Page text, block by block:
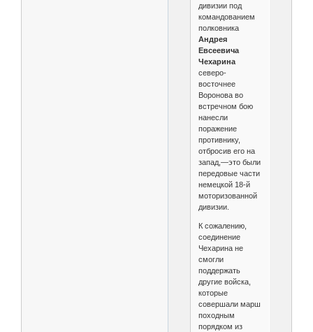
дивизии под
командованием
полковника
Андрея
Евсеевича
Чехарина
северо-
восточнее
Воронова во
встречном бою
нанесли
поражение
противнику,
отбросив его на
запад,—это были
передовые части
немецкой 18-й
моторизованной
дивизии.
К сожалению,
соединение
Чехарина не
смогли
поддержать
другие войска,
которые
совершали марш
походным
порядком из